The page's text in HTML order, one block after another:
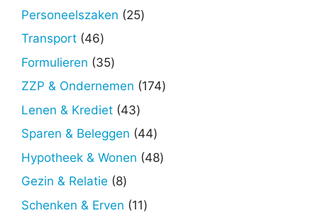
producten
Personeelszaken 2525
Transport 4646
producten
Formulieren 3535
producten
ZZP & Ondernemen 174174
Lenen & Krediet 4343
producten
Sparen & Beleggen 4444
producten
Hypotheek & Wonen 4848
Gezin & Relatie 88
producten
Schenken & Erven 1111